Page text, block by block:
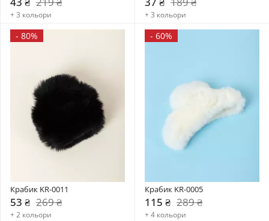
+ 3 кольори + 3 кольори
- 80%
Крабик KR-0011
53 ₴ 269 ₴
+ 2 кольори
- 60%
Крабик KR-0005
115 ₴ 289 ₴
+ 4 кольори